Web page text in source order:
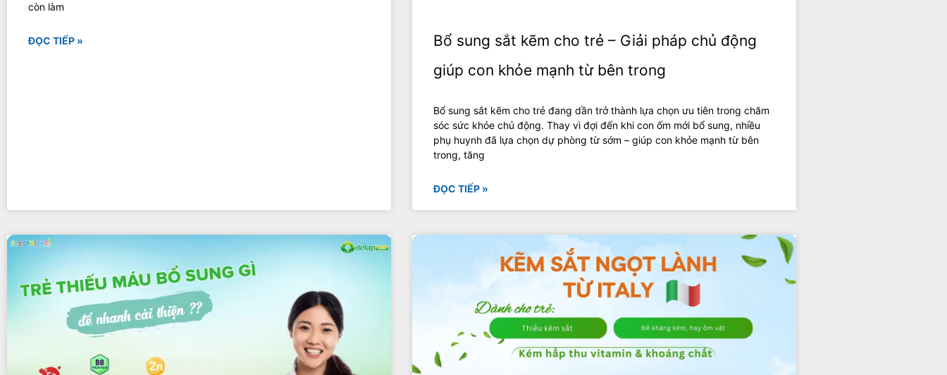
còn làm
ĐỌC TIẾP »
Bổ sung sắt kẽm cho trẻ – Giải pháp chủ động
giúp con khỏe mạnh từ bên trong
Bổ sung sắt kẽm cho trẻ đang dần trở thành lựa chọn ưu tiên trong chăm
sóc sức khỏe chủ động. Thay vì đợi đến khi con ốm mới bổ sung, nhiều
phụ huynh đã lựa chọn dự phòng từ sớm – giúp con khỏe mạnh từ bên
trong, tăng
ĐỌC TIẾP »